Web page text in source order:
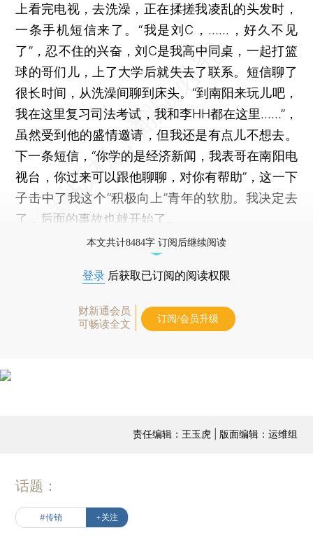
上看完电视，去洗澡，正在揉搓我凌乱的头发时，
一条手机短信来了。“我是刘C，……，好久不见
了”，忍不住的兴奋，刘C是我高中同桌，一起打篮
球的哥们儿，上了大学后就失去了联系。短信聊了
很长时间，从洗澡间聊到床头。“到南阳来玩儿吧，
我在这里复习司法考试，我和李HH都在这里……”，
虽然受到他的盛情邀请，但我还是有点儿不想去。
下一条短信，“你学的是经济新闻，我表哥在南阳电
视台，你过来可以跟他聊聊，对你有帮助”，这一下
子击中了我这个“积极向上”青年的软肋。我决定去
了，后面的事故也就开始了。
本文共计8484字 订阅后继续阅读
登录 后获取已订阅的阅读权限
财新通会员
可畅读全文
订阅/会员升级
责任编辑：王玉虎 | 版面编辑：运维组
话题：
#传销 +关注